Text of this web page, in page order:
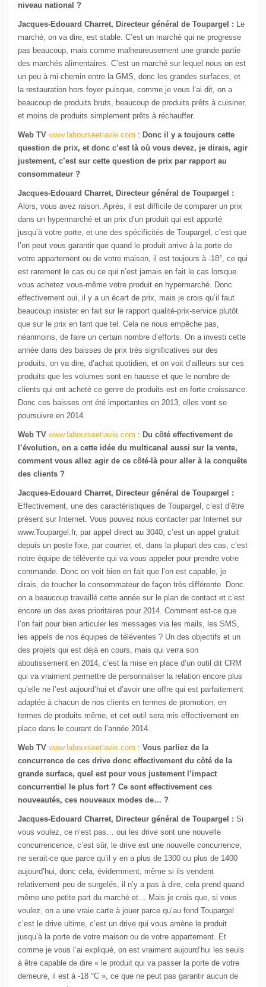
niveau national ?
Jacques-Edouard Charret, Directeur général de Toupargel : Le
marché, on va dire, est stable. C’est un marché qui ne progresse
pas beaucoup, mais comme malheureusement une grande partie
des marchés alimentaires. C’est un marché sur lequel nous on est
un peu à mi-chemin entre la GMS, donc les grandes surfaces, et
la restauration hors foyer puisque, comme je vous l’ai dit, on a
beaucoup de produits bruts, beaucoup de produits prêts à cuisiner,
et moins de produits simplement prêts à réchauffer.
Web TV www.labourseetlavie.com : Donc il y a toujours cette
question de prix, et donc c’est là où vous devez, je dirais, agir
justement, c’est sur cette question de prix par rapport au
consommateur ?
Jacques-Edouard Charret, Directeur général de Toupargel :
Alors, vous avez raison. Après, il est difficile de comparer un prix
dans un hypermarché et un prix d’un produit qui est apporté
jusqu’à votre porte, et une des spécificités de Toupargel, c’est que
l’on peut vous garantir que quand le produit arrive à la porte de
votre appartement ou de votre maison, il est toujours à -18°, ce qui
est rarement le cas ou ce qui n’est jamais en fait le cas lorsque
vous achetez vous-même votre produit en hypermarché. Donc
effectivement oui, il y a un écart de prix, mais je crois qu’il faut
beaucoup insister en fait sur le rapport qualité-prix-service plutôt
que sur le prix en tant que tel. Cela ne nous empêche pas,
néanmoins, de faire un certain nombre d’efforts. On a investi cette
année dans des baisses de prix très significatives sur des
produits, on va dire, d’achat quotidien, et on voit d’ailleurs sur ces
produits que les volumes sont en hausse et que le nombre de
clients qui ont acheté ce genre de produits est en forte croissance.
Donc ces baisses ont été importantes en 2013, elles vont se
poursuivre en 2014.
Web TV www.labourseetlavie.com : Du côté effectivement de
l’évolution, on a cette idée du multicanal aussi sur la vente,
comment vous allez agir de ce côté-là pour aller à la conquête
des clients ?
Jacques-Edouard Charret, Directeur général de Toupargel :
Effectivement, une des caractéristiques de Toupargel, c’est d’être
présent sur Internet. Vous pouvez nous contacter par Internet sur
www.Toupargel.fr, par appel direct au 3040, c’est un appel gratuit
depuis un poste fixe, par courrier, et, dans la plupart des cas, c’est
notre équipe de télévente qui va vous appeler pour prendre votre
commande. Donc on voit bien en fait que l’on est capable, je
dirais, de toucher le consommateur de façon très différente. Donc
on a beaucoup travaillé cette année sur le plan de contact et c’est
encore un des axes prioritaires pour 2014. Comment est-ce que
l’on fait pour bien articuler les messages via les mails, les SMS,
les appels de nos équipes de téléventes ? Un des objectifs et un
des projets qui est déjà en cours, mais qui verra son
aboutissement en 2014, c’est la mise en place d’un outil dit CRM
qui va vraiment permettre de personnaliser la relation encore plus
qu’elle ne l’est aujourd’hui et d’avoir une offre qui est parfaitement
adaptée à chacun de nos clients en termes de promotion, en
termes de produits même, et cet outil sera mis effectivement en
place dans le courant de l’année 2014.
Web TV www.labourseetlavie.com : Vous parliez de la
concurrence de ces drive donc effectivement du côté de la
grande surface, quel est pour vous justement l’impact
concurrentiel le plus fort ? Ce sont effectivement ces
nouveautés, ces nouveaux modes de… ?
Jacques-Edouard Charret, Directeur général de Toupargel : Si
vous voulez, ce n’est pas… oui les drive sont une nouvelle
concurrencence, c’est sûr, le drive est une nouvelle concurrence,
ne serait-ce que parce qu’il y en a plus de 1300 ou plus de 1400
aujourd’hui, donc cela, évidemment, même si ils vendent
relativement peu de surgelés, il n’y a pas à dire, cela prend quand
même une petite part du marché et… Mais je crois que, si vous
voulez, on a une vraie carte à jouer parce qu’au fond Toupargel
c’est le drive ultime, c’est un drive qui vous amène le produit
jusqu’à la porte de votre maison ou de votre appartement. Et
comme je vous l’ai expliqué, on est vraiment aujourd’hui les seuls
à être capable de dire « le produit qui va passer la porte de votre
demeure, il est à -18 °C », ce que ne peut pas garantir aucun de